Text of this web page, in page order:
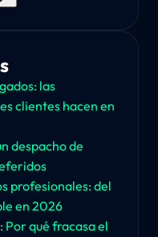
las
clientes hacen en
despacho de
profesionales: del
en 2026
Por qué fracasa el